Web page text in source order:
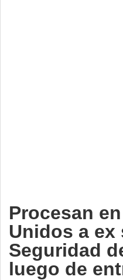
Procesan
Unidos a ex
Seguridad
luego de